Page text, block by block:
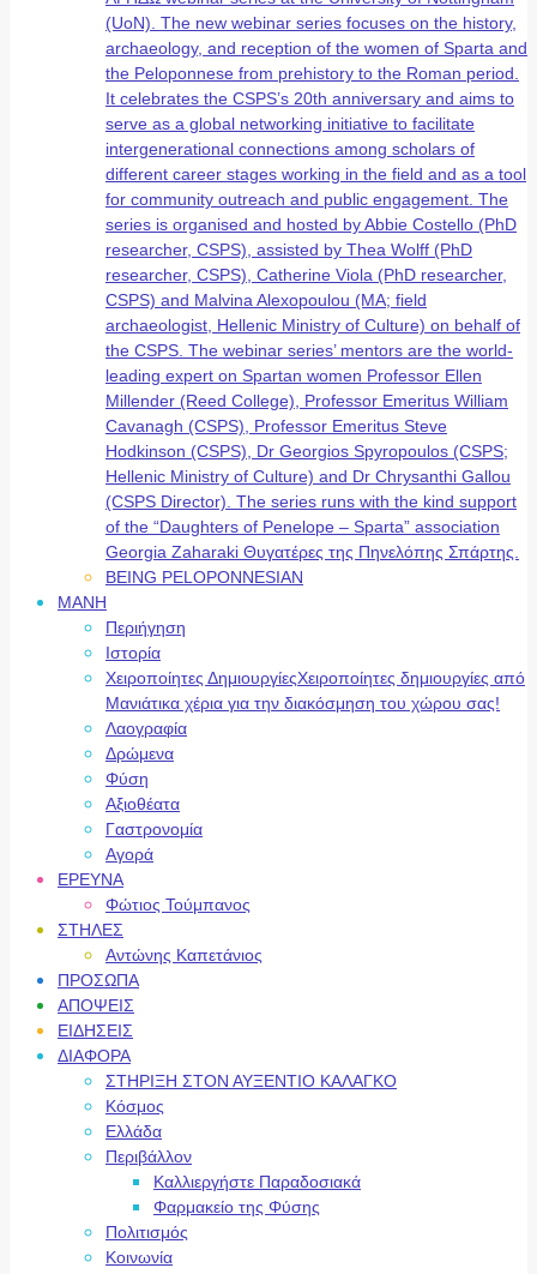
(UoN). The new webinar series focuses on the history,
archaeology, and reception of the women of Sparta and
the Peloponnese from prehistory to the Roman period.
It celebrates the CSPS’s 20th anniversary and aims to
serve as a global networking initiative to facilitate
intergenerational connections among scholars of
different career stages working in the field and as a tool
for community outreach and public engagement. The
series is organised and hosted by Abbie Costello (PhD
researcher, CSPS), assisted by Thea Wolff (PhD
researcher, CSPS), Catherine Viola (PhD researcher,
CSPS) and Malvina Alexopoulou (MA; field
archaeologist, Hellenic Ministry of Culture) on behalf of
the CSPS. The webinar series’ mentors are the world-
leading expert on Spartan women Professor Ellen
Millender (Reed College), Professor Emeritus William
Cavanagh (CSPS), Professor Emeritus Steve
Hodkinson (CSPS), Dr Georgios Spyropoulos (CSPS;
Hellenic Ministry of Culture) and Dr Chrysanthi Gallou
(CSPS Director). The series runs with the kind support
of the “Daughters of Penelope – Sparta” association
Georgia Zaharaki Θυγατέρες της Πηνελόπης Σπάρτης.
BEING PELOPONNESIAN
ΜΑΝΗ
Περιήγηση
Ιστορία
Χειροποίητες ΔημιουργίεςΧειροποίητες δημιουργίες από
Μανιάτικα χέρια για την διακόσμηση του χώρου σας!
Λαογραφία
Δρώμενα
Φύση
Αξιοθέατα
Γαστρονομία
Αγορά
ΕΡΕΥΝΑ
Φώτιος Τούμπανος
ΣΤΗΛΕΣ
Αντώνης Καπετάνιος
ΠΡΟΣΩΠΑ
ΑΠΟΨΕΙΣ
ΕΙΔΗΣΕΙΣ
ΔΙΑΦΟΡΑ
ΣΤΗΡΙΞΗ ΣΤΟΝ ΑΥΞΕΝΤΙΟ ΚΑΛΑΓΚΟ
Κόσμος
Ελλάδα
Περιβάλλον
Καλλιεργήστε Παραδοσιακά
Φαρμακείο της Φύσης
Πολιτισμός
Κοινωνία